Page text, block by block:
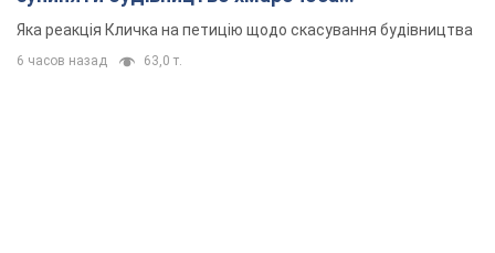
"московського вірянина"
Яка реакція Кличка на петицію щодо скасування будівництва
6 часов назад 63,0 т.